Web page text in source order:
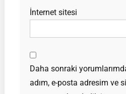
İnternet sitesi
Daha sonraki
adım, e-posta adresim ve